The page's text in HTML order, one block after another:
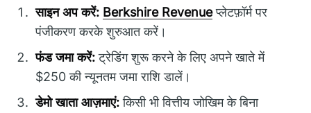
साइन अप करें: Berkshire Revenueप्लेटफ़ॉर्म पर
पंजीकरण करके शुरुआत करें।
फंड जमा करें:ट्रेडिंग शुरू करने के लिए अपने खाते में
$250 की न्यूनतम जमा राशि डालें।
डेमो खाता आज़माएं:किसी भी वित्तीय जोखिम के बिना